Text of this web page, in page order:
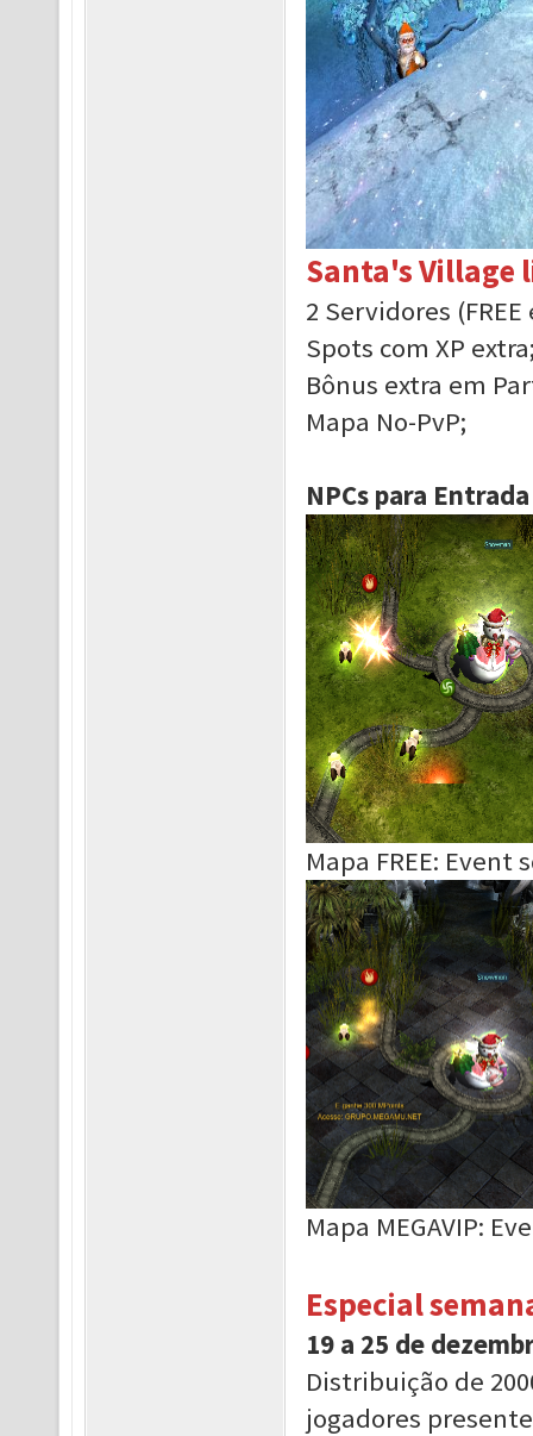
Santa's Village
2 Servidores (FREE
Spots com XP
Bônus extra em
Mapa No-PvP;
NPCs para Entrada
Mapa FREE: Event
Mapa MEGAVIP:
Especial
19 a 25 de
Distribuição de
jogadores